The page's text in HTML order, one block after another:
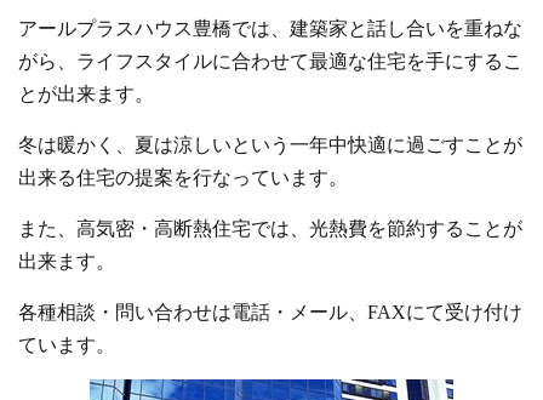
アールプラスハウス豊橋では、建築家と話し合いを重ねな
がら、ライフスタイルに合わせて最適な住宅を手にするこ
とが出来ます。
冬は暖かく、夏は涼しいという一年中快適に過ごすことが
出来る住宅の提案を行なっています。
また、高気密・高断熱住宅では、光熱費を節約することが
出来ます。
各種相談・問い合わせは電話・メール、FAXにて受け付け
ています。